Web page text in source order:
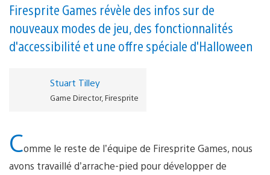
Firesprite Games révèle des infos sur de
nouveaux modes de jeu, des fonctionnalités
d'accessibilité et une offre spéciale d'Halloween
Stuart Tilley
Game Director, Firesprite
Comme le reste de l’équipe de Firesprite Games, nous
avons travaillé d’arrache-pied pour développer de